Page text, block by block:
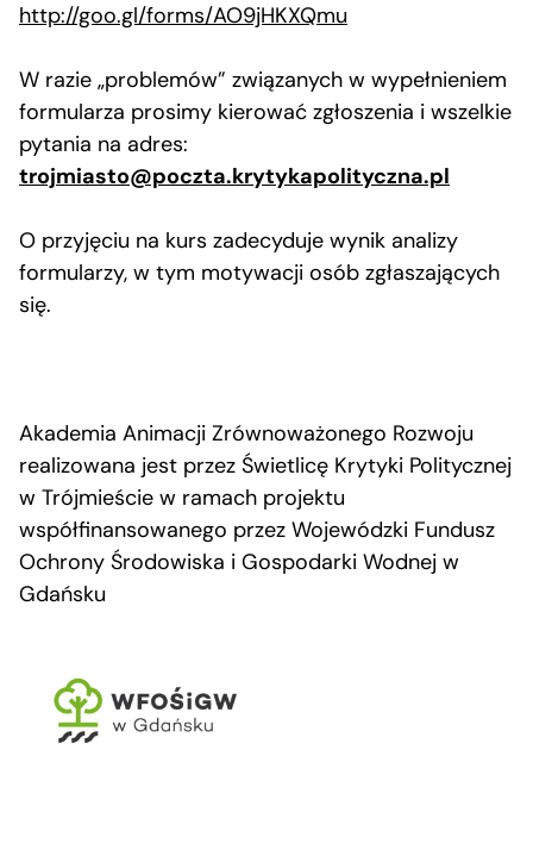
http://goo.gl/forms/AO9jHKXQmu
W razie „problemów” związanych w wypełnieniem
formularza prosimy kierować zgłoszenia i wszelkie
pytania na adres:
trojmiasto@poczta.krytykapolityczna.pl
O przyjęciu na kurs zadecyduje wynik analizy
formularzy, w tym motywacji osób zgłaszających
się.
Akademia Animacji Zrównoważonego Rozwoju
realizowana jest przez Świetlicę Krytyki Politycznej
w Trójmieście w ramach projektu
współfinansowanego przez Wojewódzki Fundusz
Ochrony Środowiska i Gospodarki Wodnej w
Gdańsku